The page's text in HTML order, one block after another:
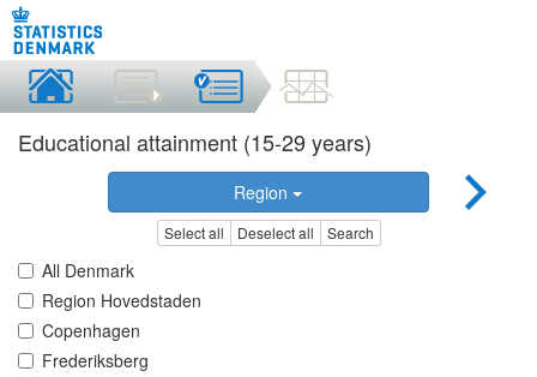
Educational attainment (15-29 years)
Region
Select all Deselect all Search
All Denmark
Region Hovedstaden
Copenhagen
Frederiksberg